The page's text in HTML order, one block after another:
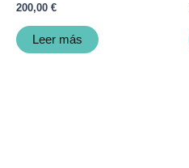
200,00 €
Leer más